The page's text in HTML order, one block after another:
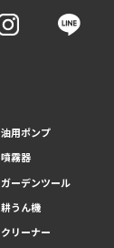
油用ポンプ
噴霧器
ガーデンツール
耕うん機
クリーナー